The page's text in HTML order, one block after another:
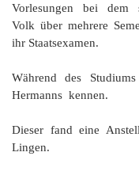
Vorlesungen bei dem
Volk über mehrere
ihr Staatsexamen.
Während des
Hermanns kennen.
Dieser fand eine
Lingen.